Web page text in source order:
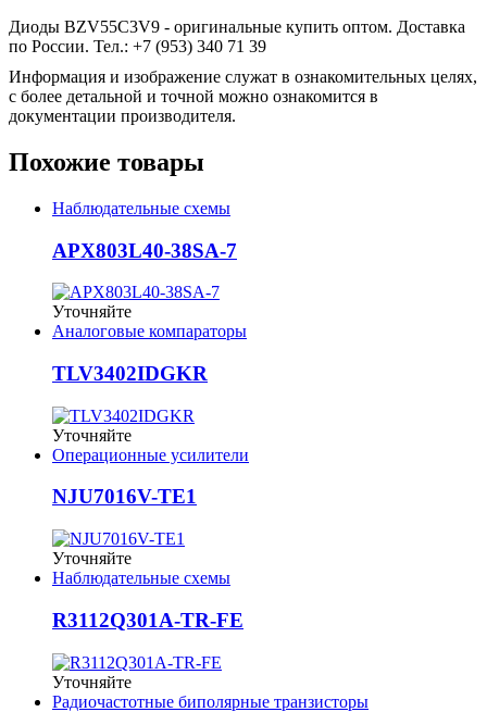
Диоды BZV55C3V9 - оригинальные купить оптом. Доставка
по России. Тел.: +7 (953) 340 71 39
Информация и изображение служат в ознакомительных целях,
с более детальной и точной можно ознакомится в
документации производителя.
Похожие товары
Наблюдательные схемы
APX803L40-38SA-7
Уточняйте
Аналоговые компараторы
TLV3402IDGKR
Уточняйте
Операционные усилители
NJU7016V-TE1
Уточняйте
Наблюдательные схемы
R3112Q301A-TR-FE
Уточняйте
Радиочастотные биполярные транзисторы